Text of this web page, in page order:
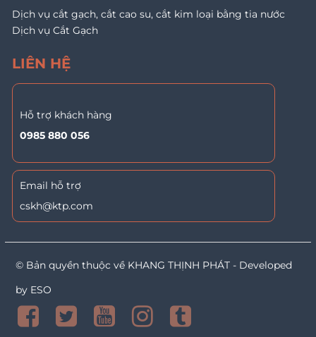
Dịch vụ cắt gạch, cắt cao su, cắt kim loại bằng tia nước
Dịch vụ Cắt Gạch
LIÊN HỆ
Hỗ trợ khách hàng
0985 880 056
Email hỗ trợ
cskh@ktp.com
© Bản quyền thuộc về KHANG THỊNH PHÁT - Developed
by ESO